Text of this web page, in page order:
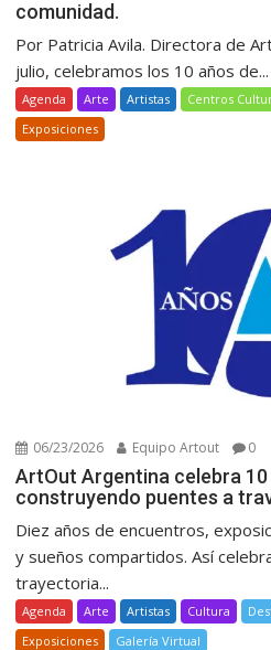
comunidad.
Por Patricia Avila. Directora de
julio, celebramos los 10 años de...
Agenda Arte Artistas Centros
Exposiciones
06/23/2026 Equipo Artout 0
ArtOut Argentina celebra 10
construyendo puentes a
Diez años de encuentros,
y sueños compartidos. Así
trayectoria...
Agenda Arte Artistas Cultura
Exposiciones
Galería Virtual